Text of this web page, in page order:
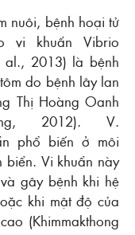
nuôi, bệnh hoại tử
vi khuẩn Vibrio
al., 2013) là bệnh
do bệnh lây lan
Thị Hoàng Oanh
2012). V.
phổ biến ở môi
biển. Vi khuẩn này
gây bệnh khi hệ
khi mật độ của
(Khimmakthong